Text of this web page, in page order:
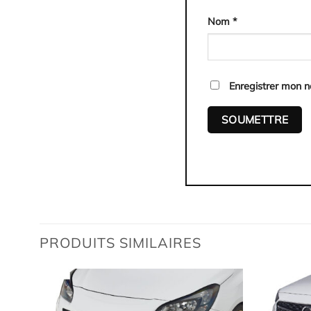
Nom *
Enregistrer mon
PRODUITS SIMILAIRES